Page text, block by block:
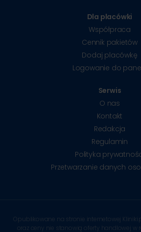
Dla placówki
Współpraca
Cennik pakietów
Dodaj placówkę
Logowanie do
Serwis
O nas
Kontakt
Redakcja
Regulamin
Polityka
Przetwarzanie danych
Opublikowane na stronie internetowej
oraz ceny nie stanowią oferty handlowej w